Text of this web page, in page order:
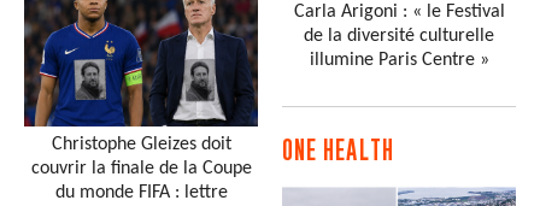
Christophe Gleizes doit
couvrir la finale de la Coupe
du monde FIFA : lettre
Carla Arigoni : « le Festival
de la diversité culturelle
illumine Paris Centre »
ONE HEALTH